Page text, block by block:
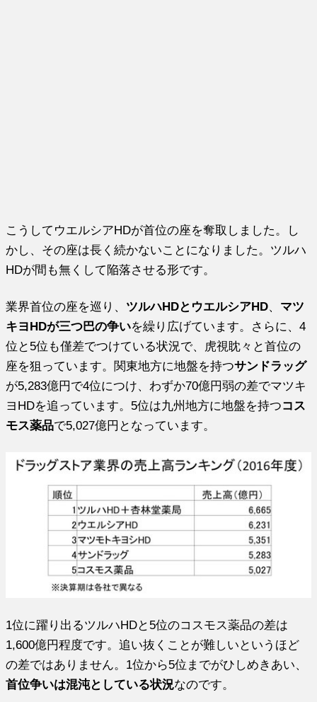
こうしてウエルシアHDが首位の座を奪取しました。し
かし、その座は長く続かないことになりました。ツルハ
HDが間も無くして陥落させる形です。
業界首位の座を巡り、 ツルハHDとウエルシアHD、 マツ
キヨHDが三つ巴の争いを繰り広げています。さらに、4
位と5位も僅差でつけている状況で、虎視眈々と首位の
座を狙っています。関東地方に地盤を持つサンドラッグ
が5,283億円で4位につけ、わずか70億円弱の差でマツキ
ヨHDを追っています。5位は九州地方に地盤を持つコス
モス薬品で5,027億円となっています。
1位に躍り出るツルハHDと5位のコスモス薬品の差は
1,600億円程度です。追い抜くことが難しいというほど
の差ではありません。1位から5位までがひしめきあい、
首位争いは混沌としている状況なのです。